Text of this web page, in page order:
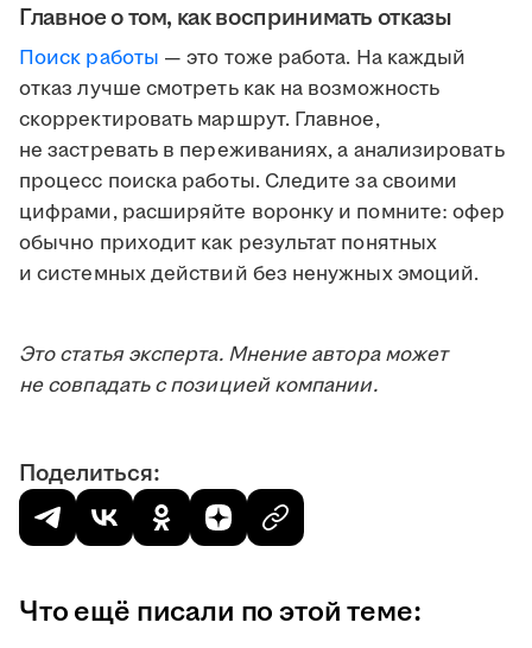
Главное о том, как воспринимать отказы
Поиск работы — это тоже работа. На каждый
отказ лучше смотреть как на возможность
скорректировать маршрут. Главное,
не застревать в переживаниях, а анализировать
процесс поиска работы. Следите за своими
цифрами, расширяйте воронку и помните: офер
обычно приходит как результат понятных
и системных действий без ненужных эмоций.
Это статья эксперта. Мнение автора может
не совпадать с позицией компании.
Поделиться:
Что ещё писали по этой теме: